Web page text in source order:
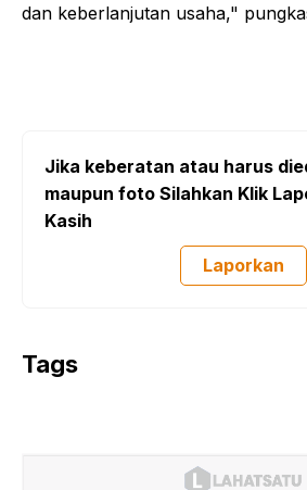
dan keberlanjutan usaha,"
Jika keberatan atau harus
maupun foto Silahkan Klik
Kasih
Laporkan
Tags